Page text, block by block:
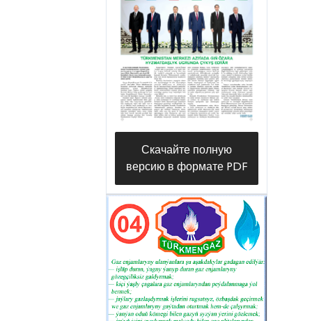
Нурмурада Мотакова и
Шатлыка Сапарова
своевременно регистрируются
поступающие от населения
заявки, принимаются
эффективные решения
возникающих проблем, что
обеспечивает бесперебойную
работу единой газовой сети
протяженностью более 1200
километров в круглосуточном
режиме.
Скачайте полную
версию в формате PDF